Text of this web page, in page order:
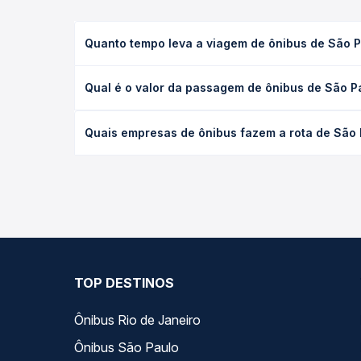
Quanto tempo leva a viagem de ônibus de São
executivo ou leito) e as condições de tráfego. Na
Qual é o valor da passagem de ônibus de São
de poltrona e a antecedência da compra. Na
Quais empresas de ônibus fazem a rota de São
TOP DESTINOS
Ônibus Rio de Janeiro
Ônibus São Paulo